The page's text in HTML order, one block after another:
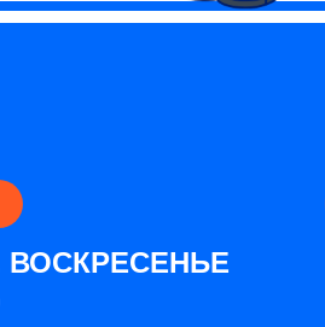
ВОСКРЕСЕНЬЕ